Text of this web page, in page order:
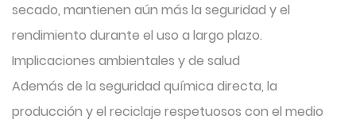
secado, mantienen aún más la seguridad y el
rendimiento durante el uso a largo plazo.
Implicaciones ambientales y de salud
Además de la seguridad química directa, la
producción y el reciclaje respetuosos con el medio